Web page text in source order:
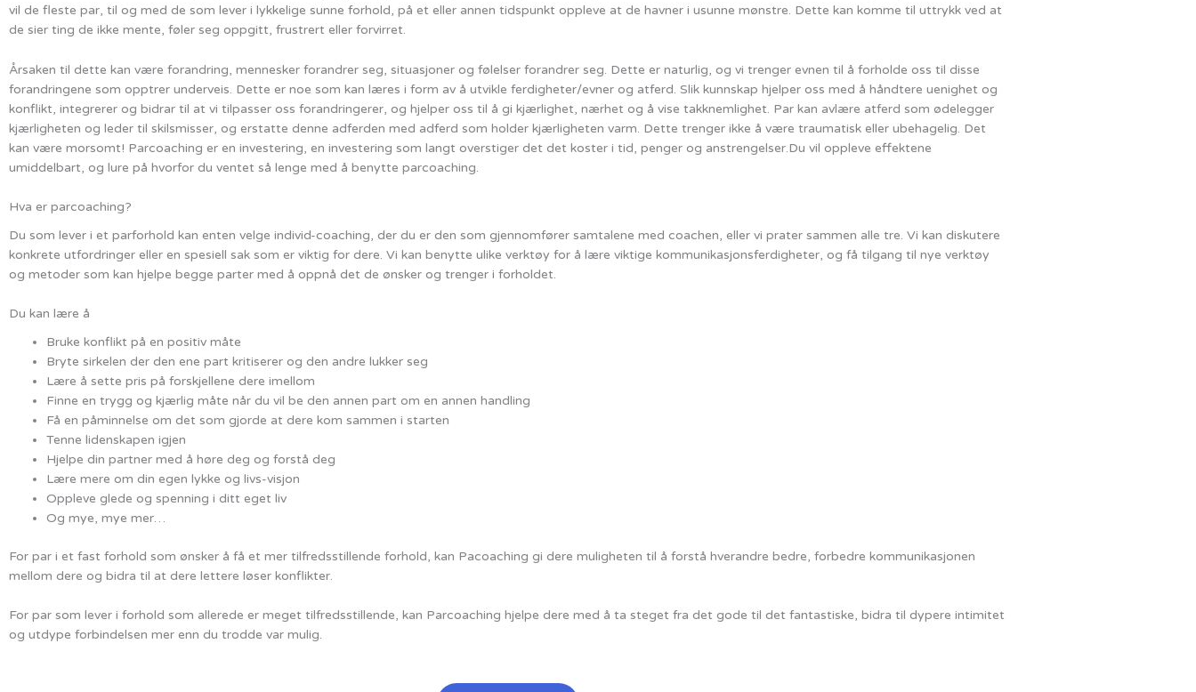
vil de fleste par, til og med de som lever i lykkelige sunne forhold, på et eller annen tidspunkt oppleve at de havner i usunne mønstre. Dette kan komme til uttrykk ved at
de sier ting de ikke mente, føler seg oppgitt, frustrert eller forvirret.
Årsaken til dette kan være forandring, mennesker forandrer seg, situasjoner og følelser forandrer seg. Dette er naturlig, og vi trenger evnen til å forholde oss til disse
forandringene som opptrer underveis. Dette er noe som kan læres i form av å utvikle ferdigheter/evner og atferd. Slik kunnskap hjelper oss med å håndtere uenighet og
konflikt, integrerer og bidrar til at vi tilpasser oss forandringerer, og hjelper oss til å gi kjærlighet, nærhet og å vise takknemlighet. Par kan avlære atferd som ødelegger
kjærligheten og leder til skilsmisser, og erstatte denne adferden med adferd som holder kjærligheten varm. Dette trenger ikke å være traumatisk eller ubehagelig. Det
kan være morsomt! Parcoaching er en investering, en investering som langt overstiger det det koster i tid, penger og anstrengelser.Du vil oppleve effektene
umiddelbart, og lure på hvorfor du ventet så lenge med å benytte parcoaching.
Hva er parcoaching?
Du som lever i et parforhold kan enten velge individ-coaching, der du er den som gjennomfører samtalene med coachen, eller vi prater sammen alle tre. Vi kan diskutere
konkrete utfordringer eller en spesiell sak som er viktig for dere. Vi kan benytte ulike verktøy for å lære viktige kommunikasjonsferdigheter, og få tilgang til nye verktøy
og metoder som kan hjelpe begge parter med å oppnå det de ønsker og trenger i forholdet.
Du kan lære å
Bruke konflikt på en positiv måte
Bryte sirkelen der den ene part kritiserer og den andre lukker seg
Lære å sette pris på forskjellene dere imellom
Finne en trygg og kjærlig måte når du vil be den annen part om en annen handling
Få en påminnelse om det som gjorde at dere kom sammen i starten
Tenne lidenskapen igjen
Hjelpe din partner med å høre deg og forstå deg
Lære mere om din egen lykke og livs-visjon
Oppleve glede og spenning i ditt eget liv
Og mye, mye mer…
For par i et fast forhold som ønsker å få et mer tilfredsstillende forhold, kan Pacoaching gi dere muligheten til å forstå hverandre bedre, forbedre kommunikasjonen
mellom dere og bidra til at dere lettere løser konflikter.
For par som lever i forhold som allerede er meget tilfredsstillende, kan Parcoaching hjelpe dere med å ta steget fra det gode til det fantastiske, bidra til dypere intimitet
og utdype forbindelsen mer enn du trodde var mulig.